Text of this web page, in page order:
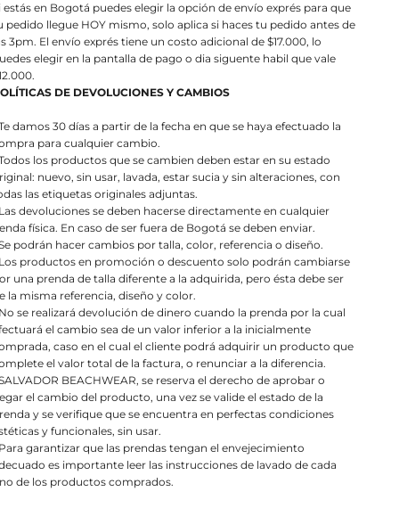
estás en Bogotá puedes elegir la opción de envío exprés para que
pedido llegue HOY mismo, solo aplica si haces tu pedido antes de
3pm. El envío exprés tiene un costo adicional de $17.000, lo
elegir en la pantalla de pago o dia siguente habil que vale
DE DEVOLUCIONES Y CAMBIOS
Te damos 30 días a partir de la fecha en que se haya efectuado la
para cualquier cambio.
Todos los productos que se cambien deben estar en su estado
nuevo, sin usar, lavada, estar sucia y sin alteraciones, con
las etiquetas originales adjuntas.
Las devoluciones se deben hacerse directamente en cualquier
física. En caso de ser fuera de Bogotá se deben enviar.
Se podrán hacer cambios por talla, color, referencia o diseño.
Los productos en promoción o descuento solo podrán cambiarse
una prenda de talla diferente a la adquirida, pero ésta debe ser
la misma referencia, diseño y color.
No se realizará devolución de dinero cuando la prenda por la cual
el cambio sea de un valor inferior a la inicialmente
caso en el cual el cliente podrá adquirir un producto que
el valor total de la factura, o renunciar a la diferencia.
SALVADOR BEACHWEAR, se reserva el derecho de aprobar o
el cambio del producto, una vez se valide el estado de la
y se verifique que se encuentra en perfectas condiciones
y funcionales, sin usar.
Para garantizar que las prendas tengan el envejecimiento
es importante leer las instrucciones de lavado de cada
de los productos comprados.